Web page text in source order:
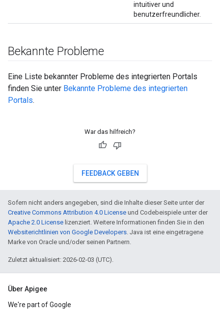
intuitiver und
benutzerfreundlicher.
Bekannte Probleme
Eine Liste bekannter Probleme des integrierten Portals
finden Sie unter Bekannte Probleme des integrierten
Portals.
War das hilfreich?
FEEDBACK GEBEN
Sofern nicht anders angegeben, sind die Inhalte dieser Seite unter der
Creative Commons Attribution 4.0 License und Codebeispiele unter der
Apache 2.0 License lizenziert. Weitere Informationen finden Sie in den
Websiterichtlinien von Google Developers. Java ist eine eingetragene
Marke von Oracle und/oder seinen Partnern.
Zuletzt aktualisiert: 2026-02-03 (UTC).
Über Apigee
We're part of Google